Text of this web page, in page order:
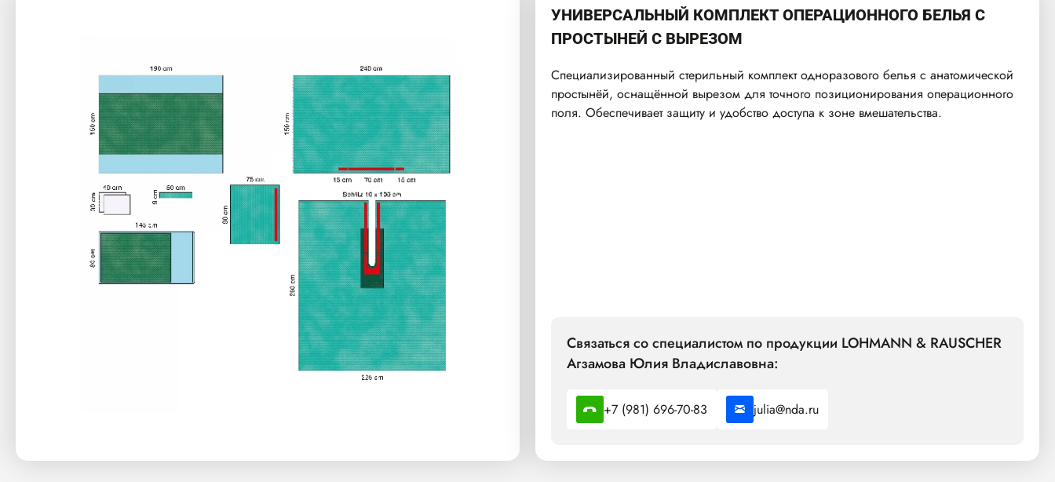
УНИВЕРСАЛЬНЫЙ КОМПЛЕКТ ОПЕРАЦИОННОГО БЕЛЬЯ С
ПРОСТЫНЕЙ С ВЫРЕЗОМ
Специализированный стерильный комплект одноразового белья с анатомической
простынёй, оснащённой вырезом для точного позиционирования операционного
поля. Обеспечивает защиту и удобство доступа к зоне вмешательства.
Связаться со специалистом по продукции LOHMANN & RAUSCHER
Агзамова Юлия Владиславовна:
+7 (981) 696-70-83 julia@nda.ru